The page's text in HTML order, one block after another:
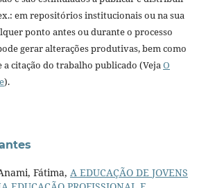
em repositórios institucionais ou na sua
ponto antes ou durante o processo
gerar alterações produtivas, bem como
citação do trabalho publicado (VejaO
).
Fátima, A EDUCAÇÃO DE JOVENS